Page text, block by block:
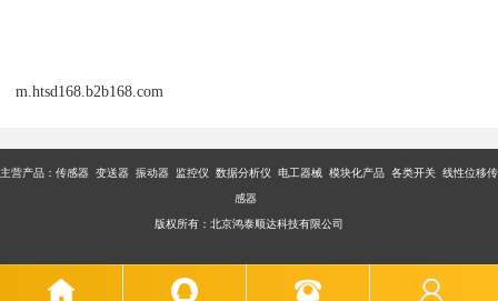
m.htsd168.b2b168.com
主营产品：传感器 变送器 振动器 监控仪 数据分析仪 电工器械 模块化产品 各类开关 线性位移传
感器
版权所有：北京鸿泰顺达科技有限公司